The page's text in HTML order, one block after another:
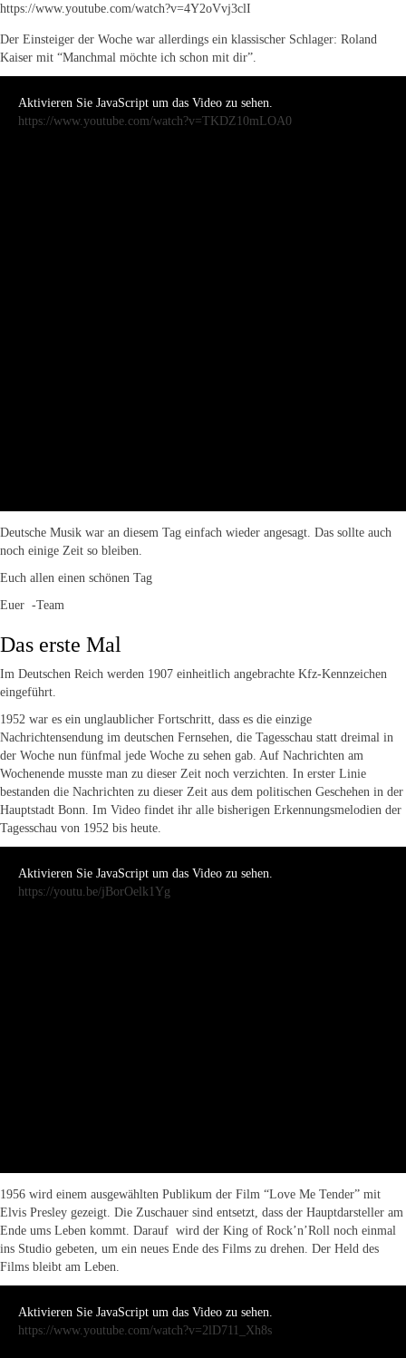
https://www.youtube.com/watch?v=4Y2oVvj3clI
Der Einsteiger der Woche war allerdings ein klassischer Schlager: Roland
Kaiser mit “Manchmal möchte ich schon mit dir”.
Aktivieren Sie JavaScript um das Video zu sehen.
https://www.youtube.com/watch?v=TKDZ10mLOA0
Deutsche Musik war an diesem Tag einfach wieder angesagt. Das sollte auch
noch einige Zeit so bleiben.
Euch allen einen schönen Tag
Euer -Team
Das erste Mal
Im Deutschen Reich werden 1907 einheitlich angebrachte Kfz-Kennzeichen
eingeführt.
1952 war es ein unglaublicher Fortschritt, dass es die einzige
Nachrichtensendung im deutschen Fernsehen, die Tagesschau statt dreimal in
der Woche nun fünfmal jede Woche zu sehen gab. Auf Nachrichten am
Wochenende musste man zu dieser Zeit noch verzichten. In erster Linie
bestanden die Nachrichten zu dieser Zeit aus dem politischen Geschehen in der
Hauptstadt Bonn. Im Video findet ihr alle bisherigen Erkennungsmelodien der
Tagesschau von 1952 bis heute.
Aktivieren Sie JavaScript um das Video zu sehen.
https://youtu.be/jBorOelk1Yg
1956 wird einem ausgewählten Publikum der Film “Love Me Tender” mit
Elvis Presley gezeigt. Die Zuschauer sind entsetzt, dass der Hauptdarsteller am
Ende ums Leben kommt. Darauf wird der King of Rock’n’Roll noch einmal
ins Studio gebeten, um ein neues Ende des Films zu drehen. Der Held des
Films bleibt am Leben.
Aktivieren Sie JavaScript um das Video zu sehen.
https://www.youtube.com/watch?v=2lD711_Xh8s